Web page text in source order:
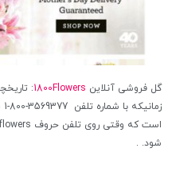
گل فروشی آنلاین 1800Flowers
شود. .